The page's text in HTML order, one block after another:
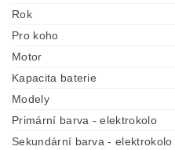
Rok
Pro koho
Motor
Kapacita baterie
Modely
Primární barva - elektrokolo
Sekundární barva - elektrokolo